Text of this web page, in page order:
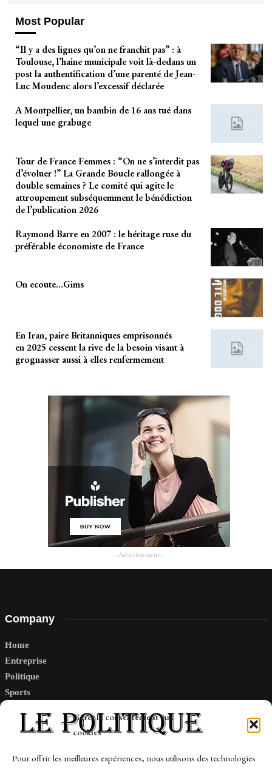
Gérer le consentement aux
cookies
Pour offrir les meilleures expériences, nous utilisons des technologies
Most Popular
“Il y a des lignes qu’on ne franchit pas” : à
Toulouse, l’haine municipale voit là-dedans un
post la authentification d’une parenté de Jean-
Luc Moudenc alors l’excessif déclarée
A Montpellier, un bambin de 16 ans tué dans
lequel une grabuge
Tour de France Femmes : “On ne s’interdit pas
d’évoluer !” La Grande Boucle rallongée à
double semaines ? Le comité qui agite le
attroupement subséquemment le bénédiction
de l’publication 2026
Raymond Barre en 2007 : le héritage ruse du
préférable économiste de France
On ecoute…Gims
En Iran, paire Britanniques emprisonnés
en 2025 cessent la rive de la besoin visant à
grognasser aussi à elles renfermement
- Advertisement -
Company
Home
Entreprise
Politique
Sports